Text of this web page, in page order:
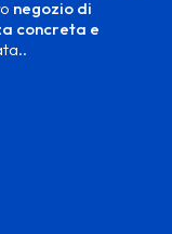
negozio di
concreta e